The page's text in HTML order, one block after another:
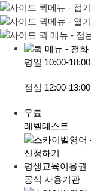
평일 10:00-18:00
점심 12:00-13:00
무료
레벨테스트
신청하기
평생교육이용권
공식 사용기관